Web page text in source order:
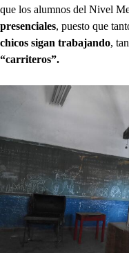
que los alumnos del Nivel
presenciales, puesto que
chicos sigan trabajando,
“carriteros”.